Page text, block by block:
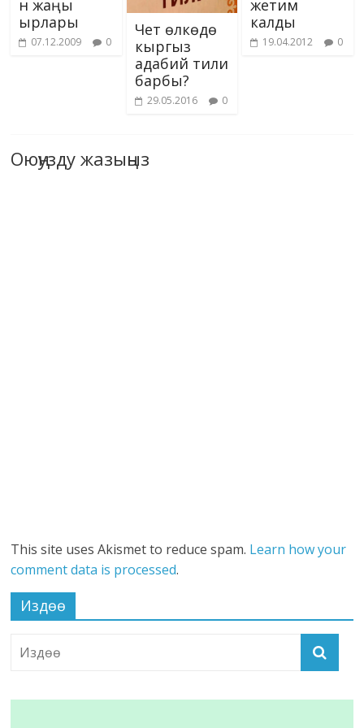
н жаңы
ырлары
07.12.2009 0
Чет өлкөдө
кыргыз
адабий тили
барбы?
29.05.2016 0
жетим
калды
19.04.2012 0
Оюңузду жазыңыз
This site uses Akismet to reduce spam. Learn how your
comment data is processed.
Издөө